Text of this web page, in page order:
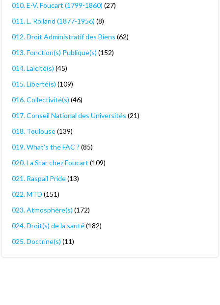
010. E-V. Foucart (1799-1860) (27)
011. L. Rolland (1877-1956) (8)
012. Droit Administratif des Biens (62)
013. Fonction(s) Publique(s) (152)
014. Laïcité(s) (45)
015. Liberté(s) (109)
016. Collectivité(s) (46)
017. Conseil National des Universités (21)
018. Toulouse(139)
019. What's the FAC ? (85)
020. La Star chez Foucart (109)
021. Raspail Pride(13)
022. MTD (151)
023. Atmosphère(s) (172)
024. Droit(s) de la santé(182)
025. Doctrine(s) (11)